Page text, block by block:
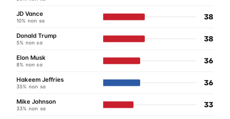
JD Vance
10% non sa 38
Donald Trump
5% non sa 38
Elon Musk
8% non sa 36
Hakeem Jeffries
35% non sa 36
Mike Johnson
33% non sa 33